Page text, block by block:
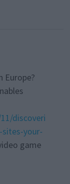
Europe?
discoveri
your-
game